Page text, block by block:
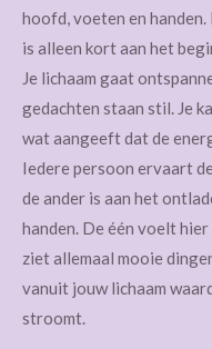
hoofd, voeten en
is alleen kort aan het
Je lichaam gaat
gedachten staan stil. Je
wat aangeeft dat de
Iedere persoon ervaart
de ander is aan het
handen. De één voelt
ziet allemaal mooie
vanuit jouw lichaam
stroomt.